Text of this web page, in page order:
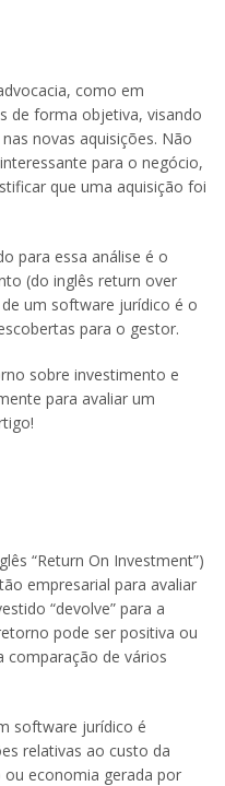
como em
de forma objetiva, visando
novas aquisições. Não
para o negócio,
que uma aquisição foi
para essa análise é o
(do inglês return over
um software jurídico é o
para o gestor.
sobre investimento e
para avaliar um
“Return On Investment”)
empresarial para avaliar
“devolve” para a
pode ser positiva ou
comparação de vários
software jurídico é
relativas ao custo da
economia gerada por